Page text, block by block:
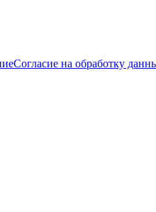
Согласие на обработку